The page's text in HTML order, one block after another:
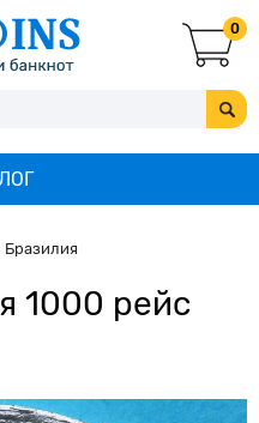
0
Бразилия
1000 рейс